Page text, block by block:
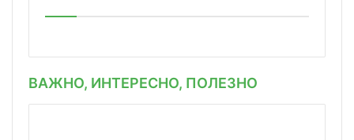
ВАЖНО, ИНТЕРЕСНО, ПОЛЕЗНО